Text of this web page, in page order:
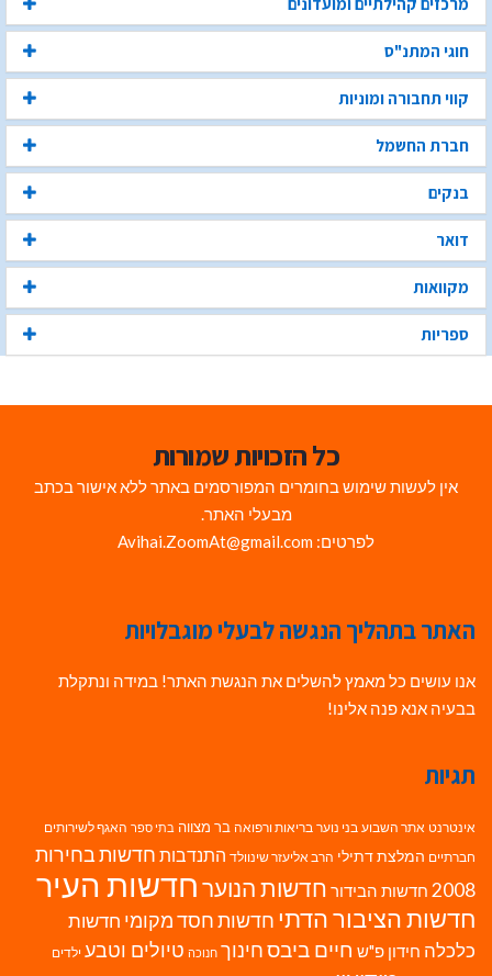
חוגי המתנ"ס
קווי תחבורה ומוניות
חברת החשמל
בנקים
דואר
מקוואות
ספריות
כל הזכויות שמורות
אין לעשות שימוש בחומרים המפורסמים באתר ללא אישור בכתב
מבעלי האתר.
לפרטים: Avihai.ZoomAt@gmail.com
האתר בתהליך הנגשה לבעלי מוגבלויות
אנו עושים כל מאמץ להשלים את הנגשת האתר! במידה ונתקלת
בבעיה אנא פנה אלינו!
תגיות
אינטרנט אתר השבוע בני נוער בריאות ורפואה בר מצווה בתי ספר האגף לשירותים
חברתיים המלצת דתילי הרב אליעזר שינוולד התנדבות חדשות בחירות
2008 חדשות הבידור חדשות הנוערחדשות העיר
חדשות הציבור הדתי חדשות חסד מקומי חדשות
כלכלה חידון פ"ש חיים ביבסחינוך חנוכה טיולים וטבע ילדים